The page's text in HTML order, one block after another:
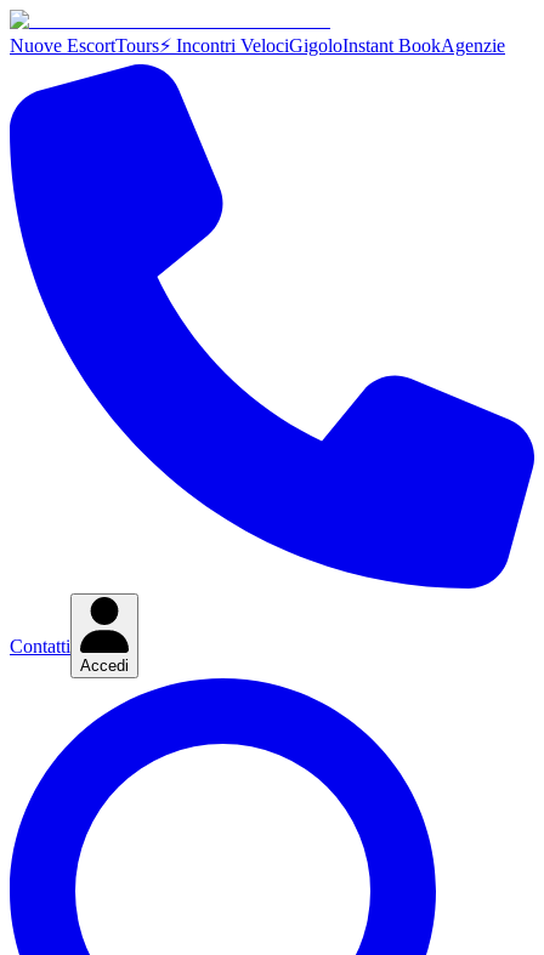
Nuove EscortTours⚡ Incontri VelociGigoloInstant BookAgenzie
Contatti
Accedi